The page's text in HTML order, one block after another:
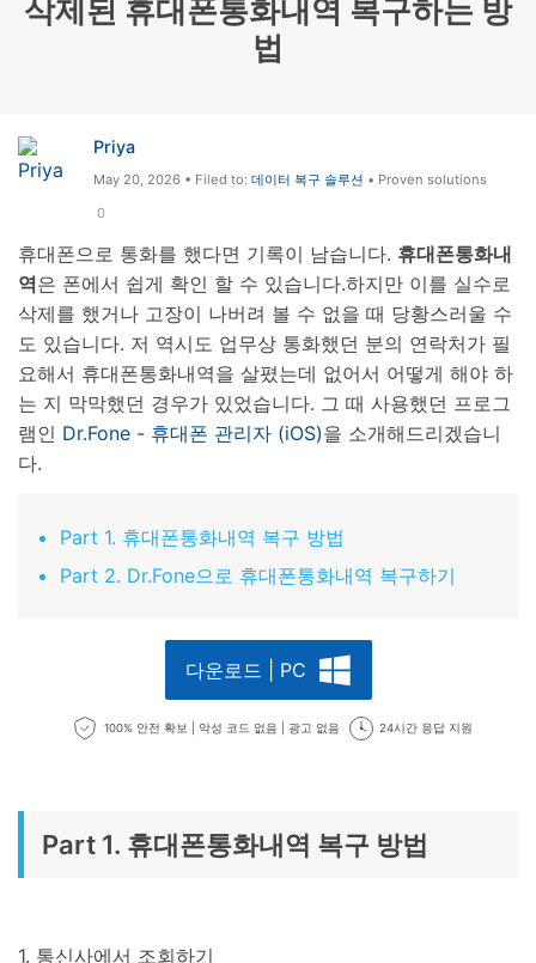
삭제된 휴대폰통화내역 복구하는 방
법
Priya
May 20, 2026 • Filed to: 데이터 복구 솔루션 • Proven solutions
0
휴대폰으로 통화를 했다면 기록이 남습니다. 휴대폰통화내
역은 폰에서 쉽게 확인 할 수 있습니다.하지만 이를 실수로
삭제를 했거나 고장이 나버려 볼 수 없을 때 당황스러울 수
도 있습니다. 저 역시도 업무상 통화했던 분의 연락처가 필
요해서 휴대폰통화내역을 살폈는데 없어서 어떻게 해야 하
는 지 막막했던 경우가 있었습니다. 그 때 사용했던 프로그
램인 Dr.Fone - 휴대폰 관리자 (iOS)을 소개해드리겠습니
다.
Part 1. 휴대폰통화내역 복구 방법
Part 2. Dr.Fone으로 휴대폰통화내역 복구하기
다운로드 | PC
100% 안전 확보 | 악성 코드 없음 | 광고 없음 24시간 응답 지원
Part 1. 휴대폰통화내역 복구 방법
1. 통신사에서 조회하기